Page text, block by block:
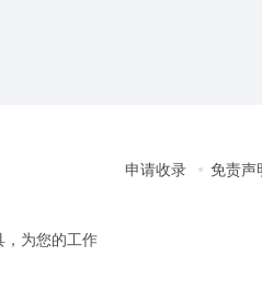
为您的工作
申请收录 免责声